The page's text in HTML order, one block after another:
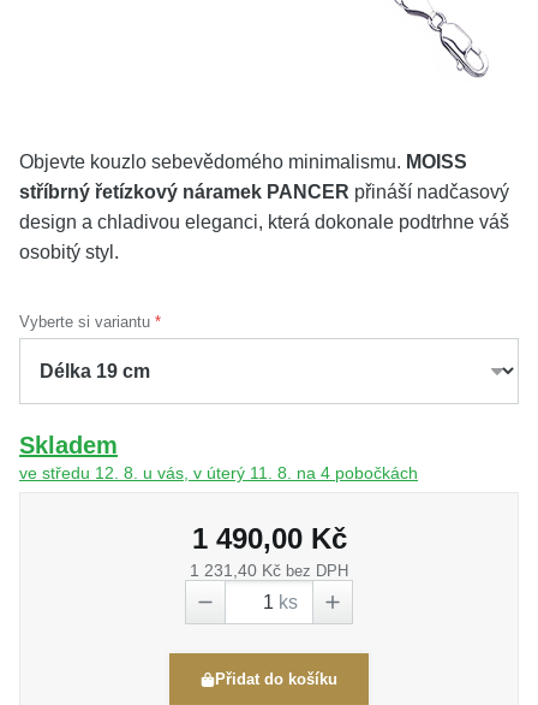
Slovensko
Objevte kouzlo sebevědomého minimalismu. MOISS
stříbrný řetízkový náramek PANCER přináší nadčasový
design a chladivou eleganci, která dokonale podtrhne váš
osobitý styl.
Vyberte si variantu
Skladem
ve středu 12. 8. u vás, v úterý 11. 8. na 4 pobočkách
1 490,00 Kč
1 231,40 Kč bez DPH
ks
Přidat do košíku